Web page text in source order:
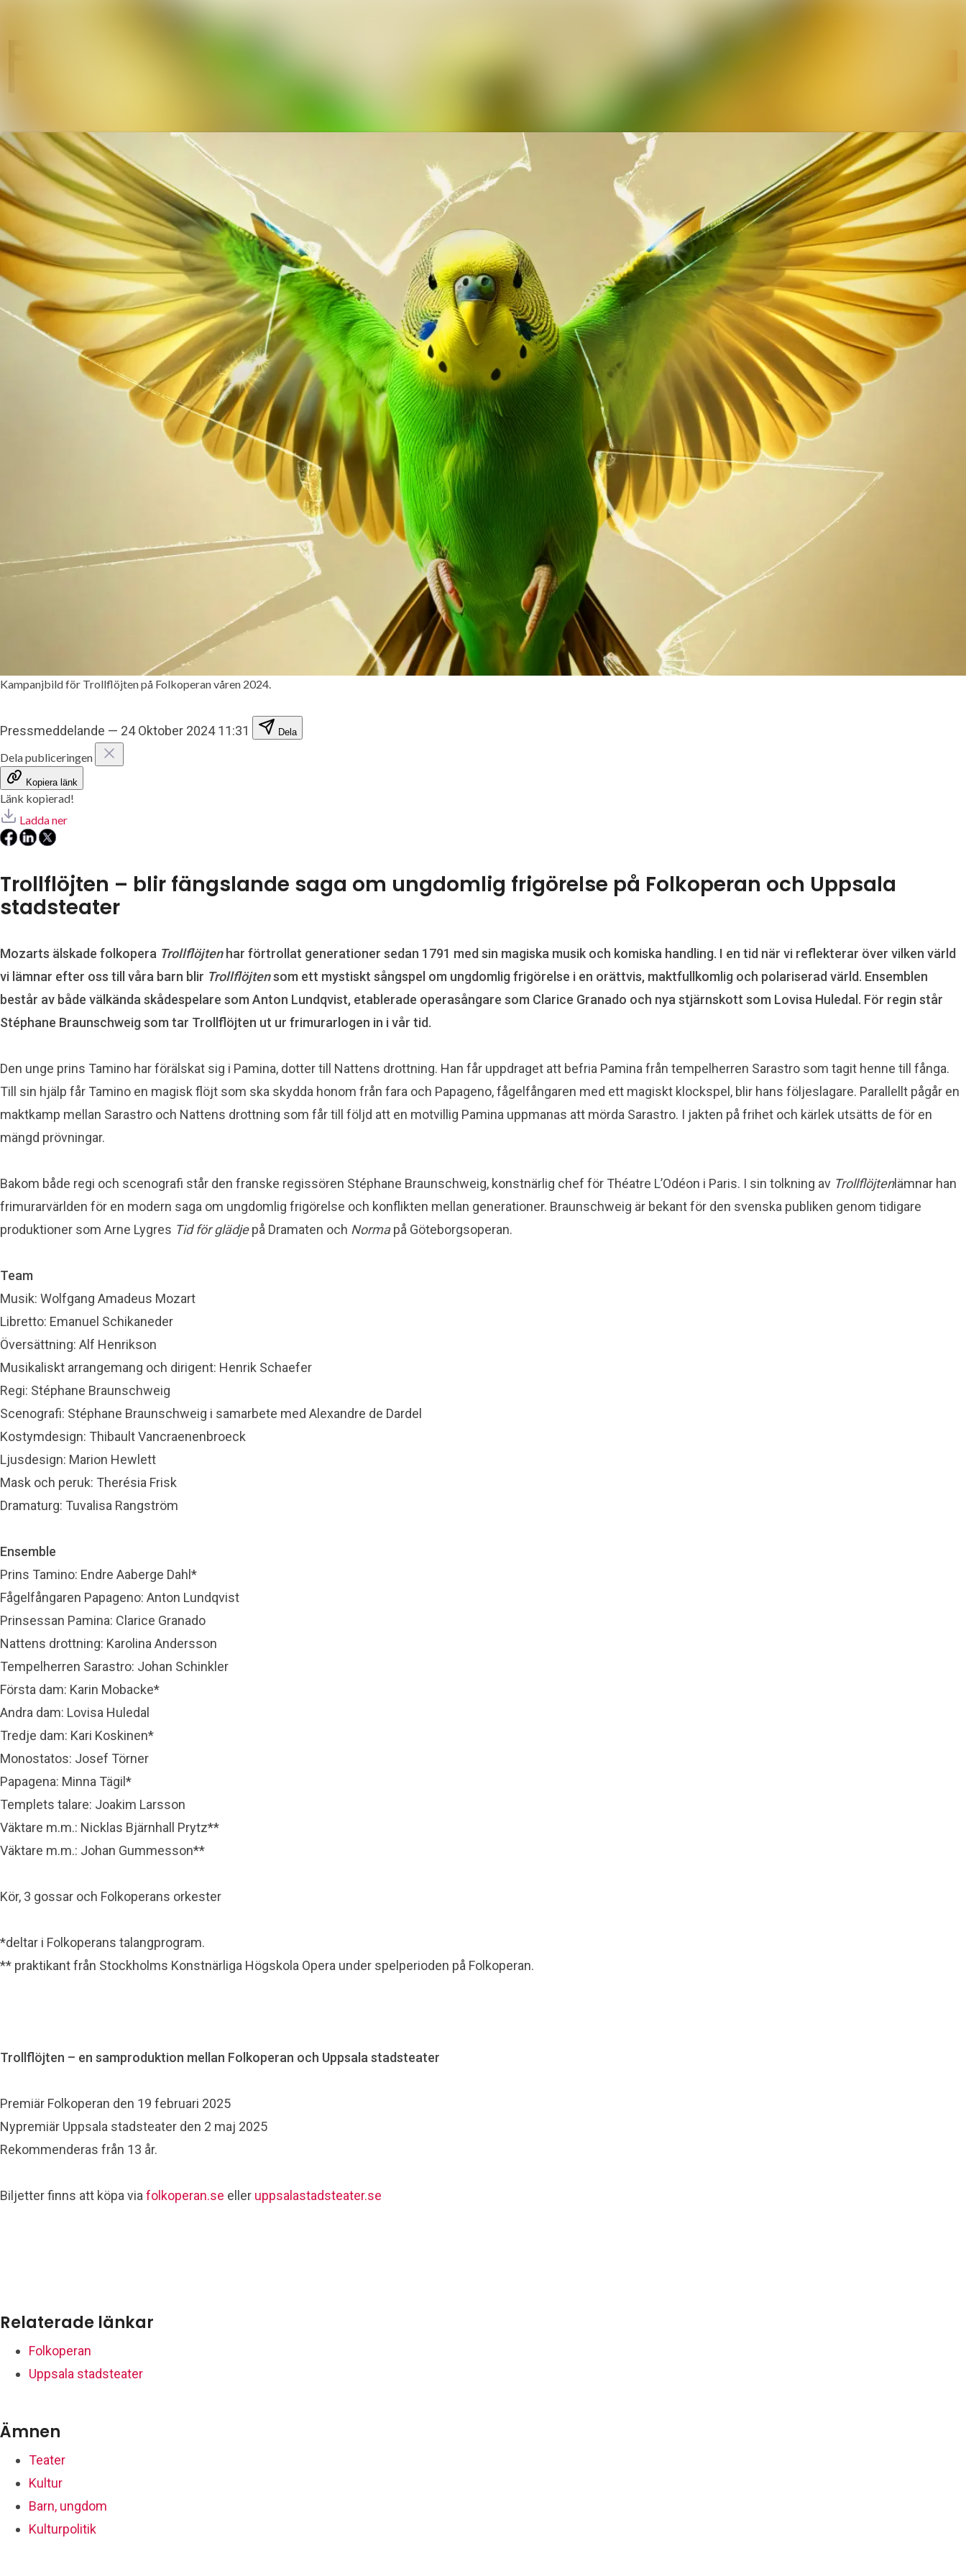
Kampanjbild för Trollflöjten på Folkoperan våren 2024.
Pressmeddelande — 24 Oktober 2024 11:31 Dela
Dela publiceringen
Kopiera länk
Länk kopierad!
Ladda ner
Trollflöjten – blir fängslande saga om ungdomlig frigörelse på Folkoperan och Uppsala
stadsteater
Mozarts älskade folkopera Trollflöjtenhar förtrollat generationer sedan 1791 med sin magiska musik och komiska handling. I en tid när vi reflekterar över vilken värld
vi lämnar efter oss till våra barn blir Trollflöjtensom ett mystiskt sångspel om ungdomlig frigörelse i en orättvis, maktfullkomlig och polariserad värld. Ensemblen
består av både välkända skådespelare som Anton Lundqvist, etablerade operasångare som Clarice Granado och nya stjärnskott som Lovisa Huledal. För regin står
Stéphane Braunschweig som tar Trollflöjten ut ur frimurarlogen in i vår tid.
Den unge prins Tamino har förälskat sig i Pamina, dotter till Nattens drottning. Han får uppdraget att befria Pamina från tempelherren Sarastro som tagit henne till fånga.
Till sin hjälp får Tamino en magisk flöjt som ska skydda honom från fara och Papageno, fågelfångaren med ett magiskt klockspel, blir hans följeslagare. Parallellt pågår en
maktkamp mellan Sarastro och Nattens drottning som får till följd att en motvillig Pamina uppmanas att mörda Sarastro. I jakten på frihet och kärlek utsätts de för en
mängd prövningar.
Bakom både regi och scenografi står den franske regissören Stéphane Braunschweig, konstnärlig chef för Théatre L’Odéon i Paris. I sin tolkning av Trollflöjtenlämnar han
frimurarvärlden för en modern saga om ungdomlig frigörelse och konflikten mellan generationer. Braunschweig är bekant för den svenska publiken genom tidigare
produktioner som Arne Lygres Tid för glädjepå Dramaten och Normapå Göteborgsoperan.
Team
Musik: Wolfgang Amadeus Mozart
Libretto: Emanuel Schikaneder
Översättning: Alf Henrikson
Musikaliskt arrangemang och dirigent: Henrik Schaefer
Regi: Stéphane Braunschweig
Scenografi: Stéphane Braunschweig i samarbete med Alexandre de Dardel
Kostymdesign: Thibault Vancraenenbroeck
Ljusdesign: Marion Hewlett
Mask och peruk: Therésia Frisk
Dramaturg: Tuvalisa Rangström
Ensemble
Prins Tamino: Endre Aaberge Dahl*
Fågelfångaren Papageno: Anton Lundqvist
Prinsessan Pamina: Clarice Granado
Nattens drottning: Karolina Andersson
Tempelherren Sarastro: Johan Schinkler
Första dam: Karin Mobacke*
Andra dam: Lovisa Huledal
Tredje dam: Kari Koskinen*
Monostatos: Josef Törner
Papagena: Minna Tägil*
Templets talare: Joakim Larsson
Väktare m.m.: Nicklas Bjärnhall Prytz**
Väktare m.m.: Johan Gummesson**
Kör, 3 gossar och Folkoperans orkester
*deltar i Folkoperans talangprogram.
** praktikant från Stockholms Konstnärliga Högskola Opera under spelperioden på Folkoperan.
Trollflöjten – en samproduktion mellan Folkoperan och Uppsala stadsteater
Premiär Folkoperan den 19 februari 2025
Nypremiär Uppsala stadsteater den 2 maj 2025
Rekommenderas från 13 år.
Biljetter finns att köpa via folkoperan.se eller uppsalastadsteater.se
Relaterade länkar
Folkoperan
Uppsala stadsteater
Ämnen
Teater
Kultur
Barn, ungdom
Kulturpolitik